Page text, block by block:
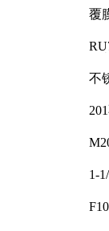
覆
不
1-